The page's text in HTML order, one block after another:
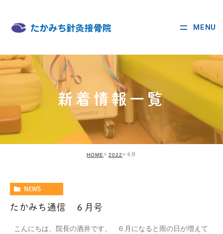
MENU
新着情報一覧
HOME 2022 6月
NEWS
たかみち通信 ６月号
こんにちは、院長の酒井です。 ６月になると雨の日が増えて